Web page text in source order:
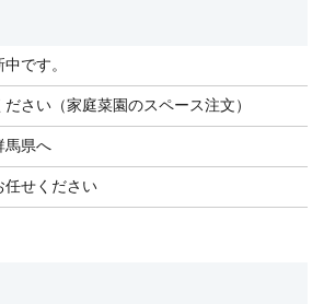
です。
さい（家庭菜園のスペース注文）
県へ
任せください